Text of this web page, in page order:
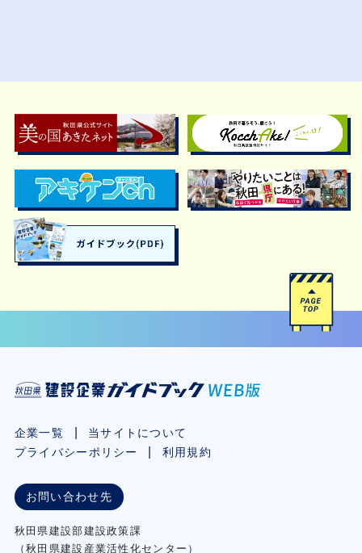
企業一覧
当サイトについて
プライバシーポリシー
利用規約
お問い合わせ先
秋⽥県建設部建設政策課
（秋⽥県建設産業活性化センター）